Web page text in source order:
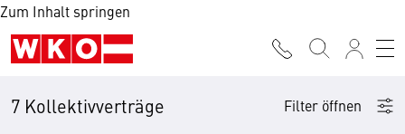
Zum Inhalt springen
7 Kollektivverträge Filter öffnen